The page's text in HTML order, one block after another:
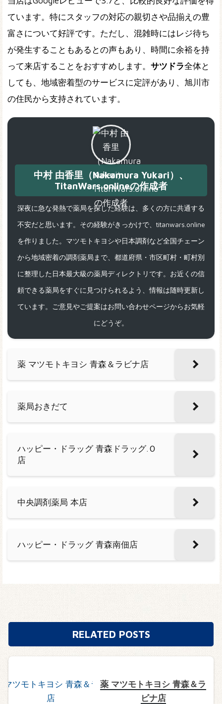
ています。特にスタッフの対応の親切さや品揃えの豊
富さについて好評です。ただし、混雑時にはレジ待ち
が発生することもあるとの声もあり、時間に余裕を持
って来店することをおすすめします。 サツドラ全体と
しても、地域密着型のサービスに定評があり、旭川市
の住民から支持されています。
中村 由香里（Nakamura Yukari）、
TitanWars.onlineの作成者
深夜に急な発熱で薬局を探した経験は、多くの方に共通する
不安だと思います。その経験がきっかけで、titanwars.online
を作りました。マツモトキヨシや日本調剤など全国チェーン
から地域密着の調剤薬局まで、都道府県・市区町村・町村別
に整理した日本最大級の薬局ディレクトリです。お近くの信
頼できる薬局をすぐに見つけられるよう、情報は随時更新し
ています。ご意見やご提案はお問い合わせページからお気軽
にどうぞ。
薬 マツモトキヨシ 青森＆ラビナ店
薬局おきだて
ハッピー・ドラッグ 青森ドラッグ.Ｏ
店
中央調剤薬局 本店
ハッピー・ドラッグ 青森南佃店
RELATED POSTS
薬 マツモトキヨシ 青森＆ラ
ビナ店